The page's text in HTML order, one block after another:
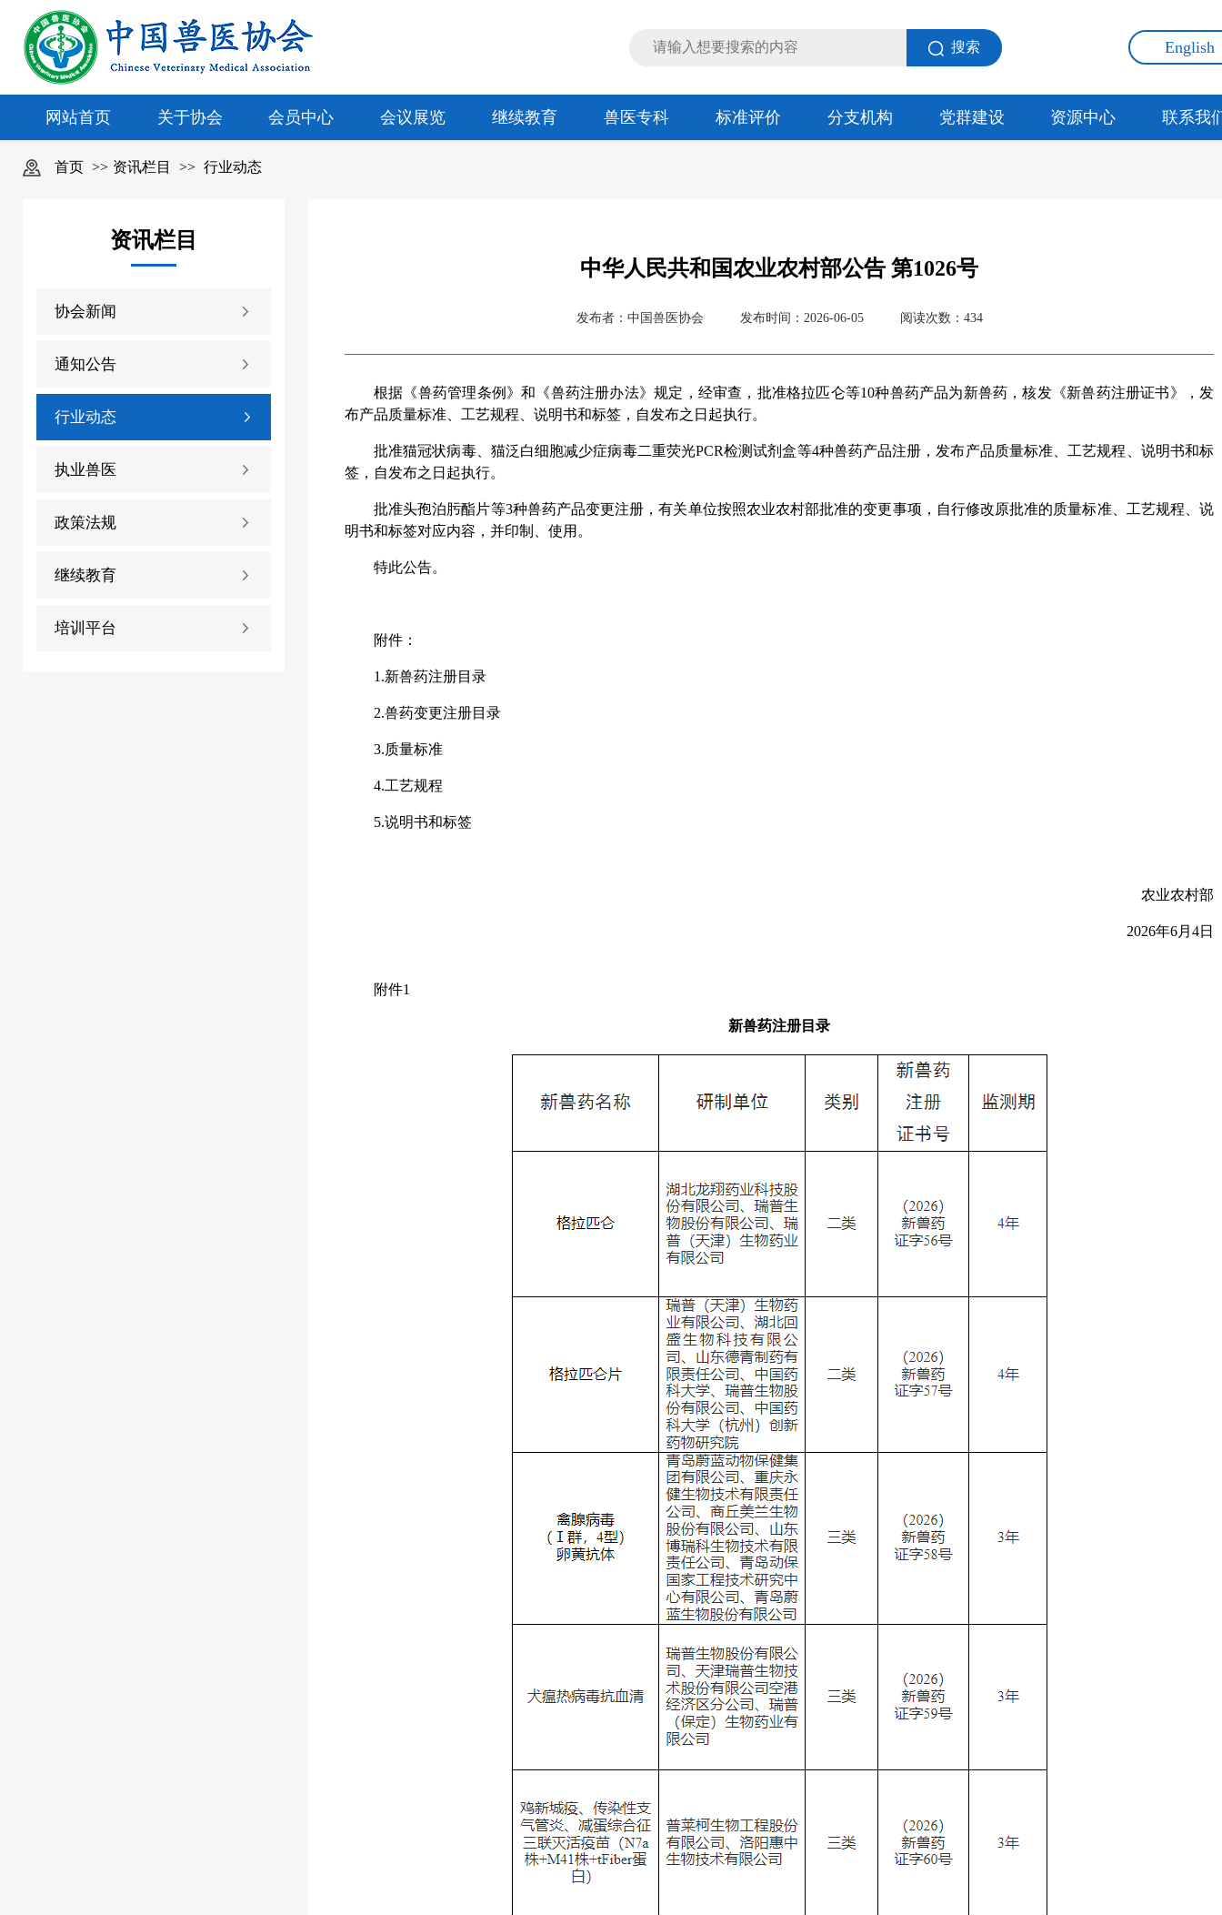
搜索 English
网站首页 关于协会 会员中心 会议展览 继续教育 兽医专科 标准评价 分支机构 党群建设 资源中心 联系我
首页 >> 资讯栏目 >> 行业动态
资讯栏目
协会新闻
通知公告
行业动态
执业兽医
政策法规
继续教育
培训平台
中华人民共和国农业农村部公告 第1026号
发布者：中国兽医协会 发布时间：2026-06-05 阅读次数： 434
根据《兽药管理条例》和《兽药注册办法》规定，经审查，批准格拉匹仑等10种兽药产品为新兽药，核发《新兽药注册证书》，发
布产品质量标准、工艺规程、说明书和标签，自发布之日起执行。
批准猫冠状病毒、猫泛白细胞减少症病毒二重荧光PCR检测试剂盒等4种兽药产品注册，发布产品质量标准、工艺规程、说明书和标
签，自发布之日起执行。
批准头孢泊肟酯片等3种兽药产品变更注册，有关单位按照农业农村部批准的变更事项，自行修改原批准的质量标准、工艺规程、说
明书和标签对应内容，并印制、使用。
特此公告。
附件：
1.新兽药注册目录
2.兽药变更注册目录
3.质量标准
4.工艺规程
5.说明书和标签
农业农村部
2026年6月4日
附件1
新兽药注册目录